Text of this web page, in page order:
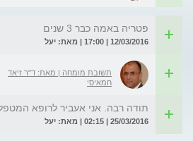
פטריה באמה כבר 3 שנים
12/03/2016 | 17:00 | מאת: יעל
תשובת מומחה | מאת: ד"ר זיאד
חמאיסי
תודה רבה. אני אעביר לרופא
25/03/2016 | 02:15 | מאת: יעל